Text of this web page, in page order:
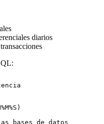
diarios
:
bases de datos